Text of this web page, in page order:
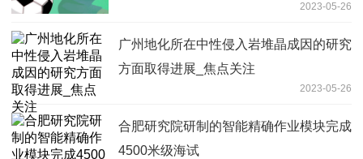
2023-05-26
广州地化所在中性侵入岩堆晶成因的研究
方面取得进展_焦点关注
2023-05-26
合肥研究院研制的智能精确作业模块完成
4500米级海试